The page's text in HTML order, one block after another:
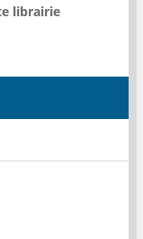
librairie